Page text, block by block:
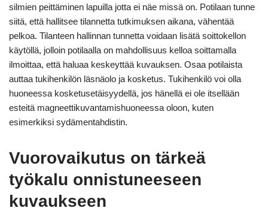
silmien peittäminen lapuilla jotta ei näe missä on. Potilaan tunne
siitä, että hallitsee tilannetta tutkimuksen aikana, vähentää
pelkoa. Tilanteen hallinnan tunnetta voidaan lisätä soittokellon
käytöllä, jolloin potilaalla on mahdollisuus kelloa soittamalla
ilmoittaa, että haluaa keskeyttää kuvauksen. Osaa potilaista
auttaa tukihenkilön läsnäolo ja kosketus. Tukihenkilö voi olla
huoneessa kosketusetäisyydellä, jos hänellä ei ole itsellään
esteitä magneettikuvantamishuoneessa oloon, kuten
esimerkiksi sydämentahdistin.
Vuorovaikutus on tärkeä
työkalu onnistuneeseen
kuvaukseen